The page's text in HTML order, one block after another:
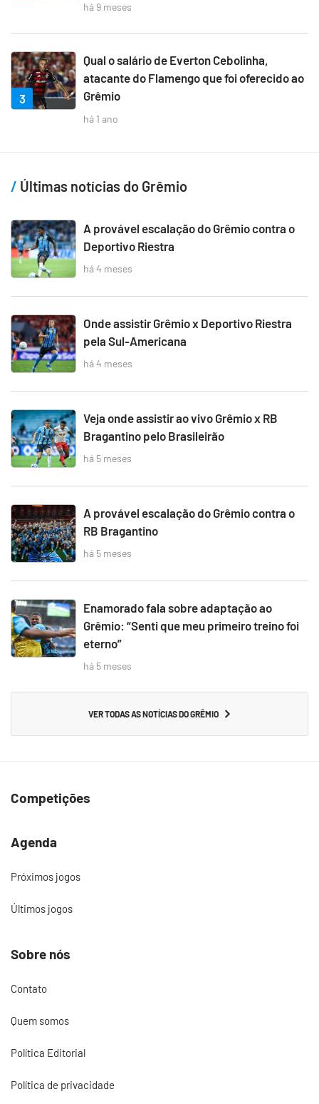
há 9 meses
3
Qual o salário de Everton Cebolinha,
atacante do Flamengo que foi oferecido ao
Grêmio
há 1 ano
Últimas notícias do Grêmio
A provável escalação do Grêmio contra o
Deportivo Riestra
há 4 meses
Onde assistir Grêmio x Deportivo Riestra
pela Sul-Americana
há 4 meses
Veja onde assistir ao vivo Grêmio x RB
Bragantino pelo Brasileirão
há 5 meses
A provável escalação do Grêmio contra o
RB Bragantino
há 5 meses
Enamorado fala sobre adaptação ao
Grêmio: “Senti que meu primeiro treino foi
eterno”
há 5 meses
VER TODAS AS NOTÍCIAS DO GRÊMIO
Competições
Agenda
Próximos jogos
Últimos jogos
Sobre nós
Contato
Quem somos
Política Editorial
Política de privacidade